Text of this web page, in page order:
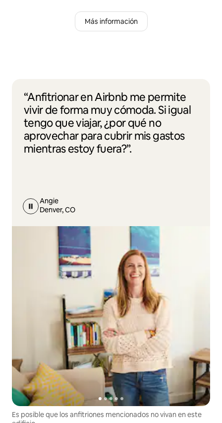
Más información
“Anfitrionar en Airbnb me permite
vivir de forma muy cómoda. Si igual
tengo que viajar, ¿por qué no
aprovechar para cubrir mis gastos
mientras estoy fuera?”.
Angie
Denver, CO
Es posible que los anfitriones mencionados no vivan en este